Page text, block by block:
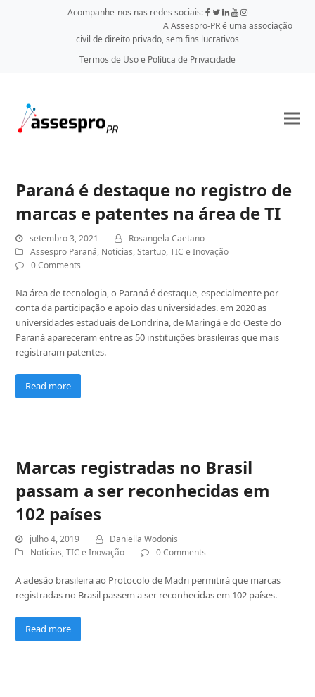
Acompanhe-nos nas redes sociais:
A Assespro-PR é uma associação
civil de direito privado, sem fins lucrativos
Termos de Uso e Política de Privacidade
Paraná é destaque no registro de
marcas e patentes na área de TI
setembro 3, 2021
Rosangela Caetano
Assespro Paraná, Notícias,Startup,TIC e Inovação
0 Comments
Na área de tecnologia, o Paraná é destaque, especialmente por
conta da participação e apoio das universidades. em 2020 as
universidades estaduais de Londrina, de Maringá e do Oeste do
Paraná apareceram entre as 50 instituições brasileiras que mais
registraram patentes.
Read more
Marcas registradas no Brasil
passam a ser reconhecidas em
102 países
julho 4, 2019
Daniella Wodonis
Notícias,TIC e Inovação 0 Comments
A adesão brasileira ao Protocolo de Madri permitirá que marcas
registradas no Brasil passem a ser reconhecidas em 102 países.
Read more